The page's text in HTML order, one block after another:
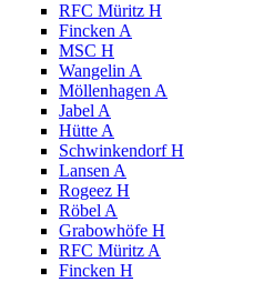
RFC Müritz H
Fincken A
MSC H
Wangelin A
Möllenhagen A
Jabel A
Hütte A
Schwinkendorf H
Lansen A
Rogeez H
Röbel A
Grabowhöfe H
RFC Müritz A
Fincken H